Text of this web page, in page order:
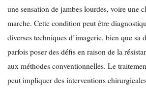
une sensation de jambes lourdes, voire une
marche. Cette condition peut être
diverses techniques d’imagerie, bien que sa
parfois poser des défis en raison de la
aux méthodes conventionnelles. Le
peut impliquer des interventions